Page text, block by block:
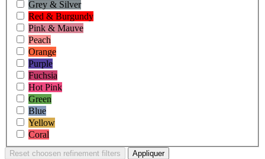
Grey & Silver
Red & Burgundy
Pink & Mauve
Peach
Orange
Purple
Fuchsia
Hot Pink
Green
Blue
Yellow
Coral
Reset choosen refinement filters Appliquer